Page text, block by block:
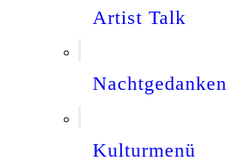
Artist Talk
Nachtgedanken
Kulturmenü